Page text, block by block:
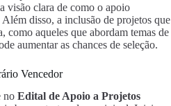
visão clara de como o apoio
disso, a inclusão de projetos que
como aqueles que abordam temas de
aumentar as chances de seleção.
Vencedor
no Edital de Apoio a Projetos